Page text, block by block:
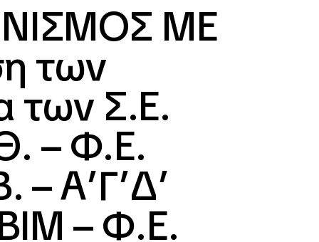
ΜΕ
των
των Σ.Ε.
– Φ.Ε.
Α’Γ’Δ’
– Φ.Ε.